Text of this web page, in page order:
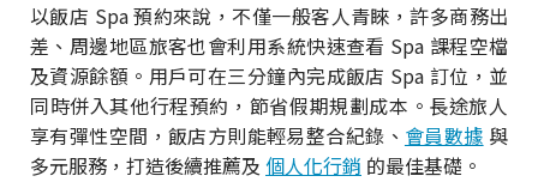
以飯店 Spa 預約來說，不僅一般客人青睞，許多商務出
差、周邊地區旅客也會利用系統快速查看 Spa 課程空檔
及資源餘額。用戶可在三分鐘內完成飯店 Spa 訂位，並
同時併入其他行程預約，節省假期規劃成本。長途旅人
享有彈性空間，飯店方則能輕易整合紀錄、 會員數據 與
多元服務，打造後續推薦及 個人化行銷 的最佳基礎。